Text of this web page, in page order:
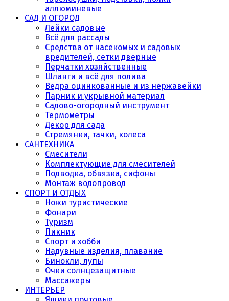
аллюминевые
САД И ОГОРОД
Лейки садовые
Всё для рассады
Средства от насекомых и садовых
вредителей, сетки дверные
Перчатки хозяйственные
Шланги и всё для полива
Ведра оцинкованные и из нержавейки
Парник и укрывной материал
Садово-огородный инструмент
Термометры
Декор для сада
Стремянки, тачки, колеса
САНТЕХНИКА
Смесители
Комплектующие для смесителей
Подводка, обвязка, сифоны
Монтаж водопровод
СПОРТ И ОТДЫХ
Ножи туристические
Фонари
Туризм
Пикник
Спорт и хобби
Надувные изделия, плавание
Бинокли, лупы
Очки солнцезащитные
Массажеры
ИНТЕРЬЕР